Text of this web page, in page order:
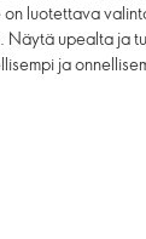
luotettava
Näytä upealta ja
ja